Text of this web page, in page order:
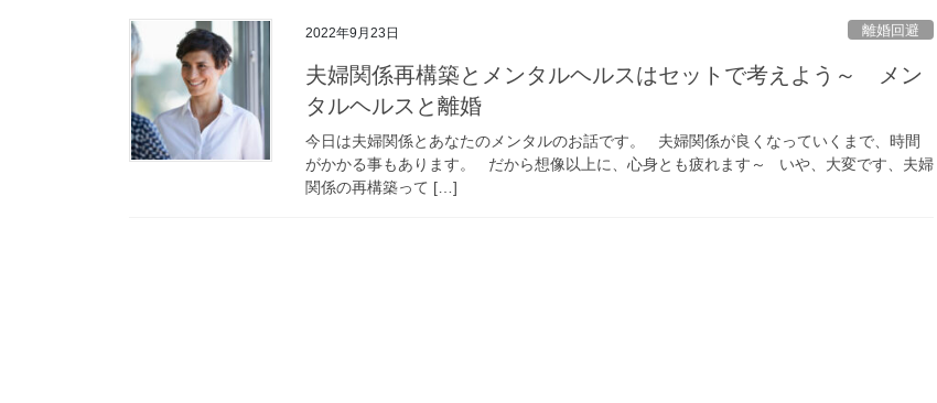
2022年9月23日 離婚回避
夫婦関係再構築とメンタルヘルスはセットで考えよう～ メン
タルヘルスと離婚
今日は夫婦関係とあなたのメンタルのお話です。 夫婦関係が良くなっていくまで、時間
がかかる事もあります。 だから想像以上に、心身とも疲れます～ いや、大変です、夫婦
関係の再構築って […]